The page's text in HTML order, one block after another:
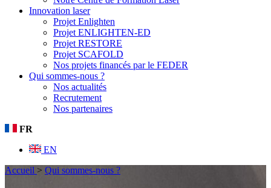
Innovation laser
Projet Enlighten
Projet ENLIGHTEN-ED
Projet RESTORE
Projet SCAFOLD
Nos projets financés par le FEDER
Qui sommes-nous ?
Nos actualités
Recrutement
Nos partenaires
FR
EN
Accueil > Qui sommes-nous ?